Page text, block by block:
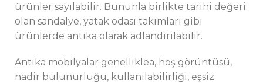
ürünler sayılabilir. Bununla birlikte tarihi değeri
olan sandalye, yatak odası takımları gibi
ürünlerde antika olarak adlandırılabilir.
Antika mobilyalar genelliklea, hoş görüntüsü,
nadir bulunurluğu, kullanılabilirliği, eşsiz